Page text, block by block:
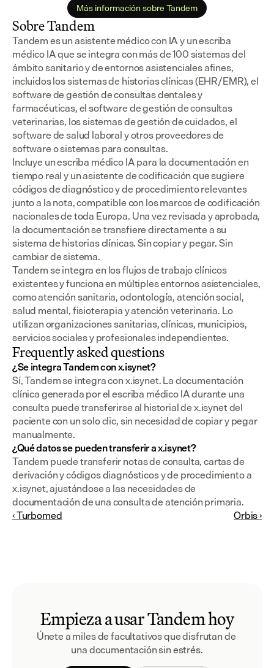
Más información sobre Tandem
Sobre Tandem
Tandem es un asistente médico con IA y un escriba
médico IA que se integra con más de 100 sistemas del
ámbito sanitario y de entornos asistenciales afines,
incluidos los sistemas de historias clínicas (EHR/EMR), el
software de gestión de consultas dentales y
farmacéuticas, el software de gestión de consultas
veterinarias, los sistemas de gestión de cuidados, el
software de salud laboral y otros proveedores de
software o sistemas para consultas.
Incluye un escriba médico IA para la documentación en
tiempo real y un asistente de codificación que sugiere
códigos de diagnóstico y de procedimiento relevantes
junto a la nota, compatible con los marcos de codificación
nacionales de toda Europa. Una vez revisada y aprobada,
la documentación se transfiere directamente a su
sistema de historias clínicas. Sin copiar y pegar. Sin
cambiar de sistema.
Tandem se integra en los flujos de trabajo clínicos
existentes y funciona en múltiples entornos asistenciales,
como atención sanitaria, odontología, atención social,
salud mental, fisioterapia y atención veterinaria. Lo
utilizan organizaciones sanitarias, clínicas, municipios,
servicios sociales y profesionales independientes.
Frequently asked questions
¿Se integra Tandem con x.isynet?
Sí, Tandem se integra con x.isynet. La documentación
clínica generada por el escriba médico IA durante una
consulta puede transferirse al historial de x.isynet del
paciente con un solo clic, sin necesidad de copiar y pegar
manualmente.
¿Qué datos se pueden transferir a x.isynet?
Tandem puede transferir notas de consulta, cartas de
derivación y códigos diagnósticos y de procedimiento a
x.isynet, ajustándose a las necesidades de
documentación de una consulta de atención primaria.
‹ Turbomed
Orbis ›
Empieza a usar Tandem hoy
Únete a miles de facultativos que disfrutan de
una documentación sin estrés.